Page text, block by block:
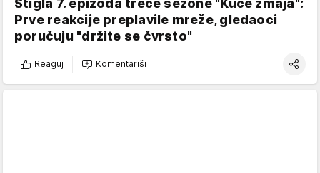
Stigla 7. epizoda treće sezone "Kuće zmaja":
Prve reakcije preplavile mreže, gledaoci
poručuju "držite se čvrsto"
Reaguj Komentariši